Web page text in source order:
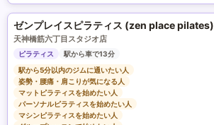
ゼンプレイスピラティス (zen place pilates)
天神橋筋六丁目スタジオ店
ピラティス
駅から車で13分
駅から5分以内のジムに通いたい人
姿勢・腰痛・肩こりが気になる人
マットピラティスを始めたい人
パーソナルピラティスを始めたい人
マシンピラティスを始めたい人